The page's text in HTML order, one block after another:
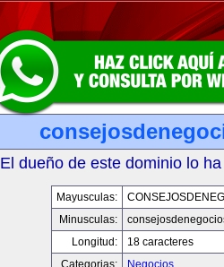
El dueño de este dominio lo
Mayusculas:
Minusculas:
Longitud:
18 caracteres
Categorias:
Negocios